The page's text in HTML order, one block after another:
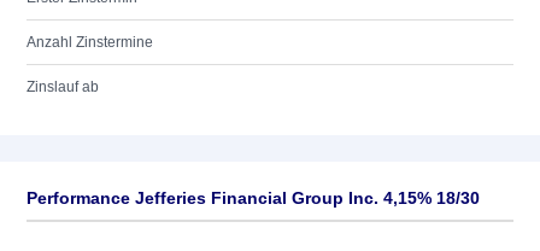
Anzahl Zinstermine
Zinslauf ab
Performance Jefferies Financial Group Inc. 4,15% 18/30